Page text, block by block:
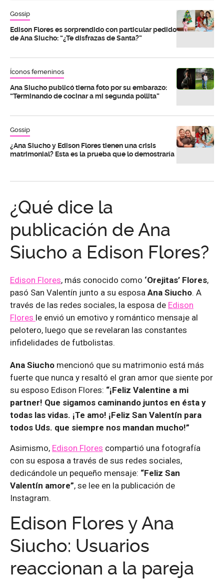
Gossip
Edison Flores es sorprendido con particular pedido
de Ana Siucho: “¿Te disfrazas de Santa?”
Íconos femeninos
Ana Siucho publicó tierna foto por su embarazo:
“Terminando de cocinar a mi segunda pollita”
Gossip
¿Ana Siucho y Edison Flores tienen una crisis
matrimonial? Esta es la prueba que lo demostraría
¿Qué dice la
publicación de Ana
Siucho a Edison Flores?
Edison Flores, más conocido como ‘Orejitas’ Flores,
pasó San Valentín junto a su esposa Ana Siucho. A
través de las redes sociales, la esposa de Edison
Flores le envió un emotivo y romántico mensaje al
pelotero, luego que se revelaran las constantes
infidelidades de futbolistas.
Ana Siucho mencionó que su matrimonio está más
fuerte que nunca y resaltó el gran amor que siente por
su esposo Edison Flores: “¡Feliz Valentine a mi
partner! Que sigamos caminando juntos en ésta y
todas las vidas. ¡Te amo! ¡Feliz San Valentín para
todos Uds. que siempre nos mandan mucho!”
Asimismo, Edison Flores compartió una fotografía
con su esposa a través de sus redes sociales,
dedicándole un pequeño mensaje: “Feliz San
Valentín amore”, se lee en la publicación de
Instagram.
Edison Flores y Ana
Siucho: Usuarios
reaccionan a la pareja